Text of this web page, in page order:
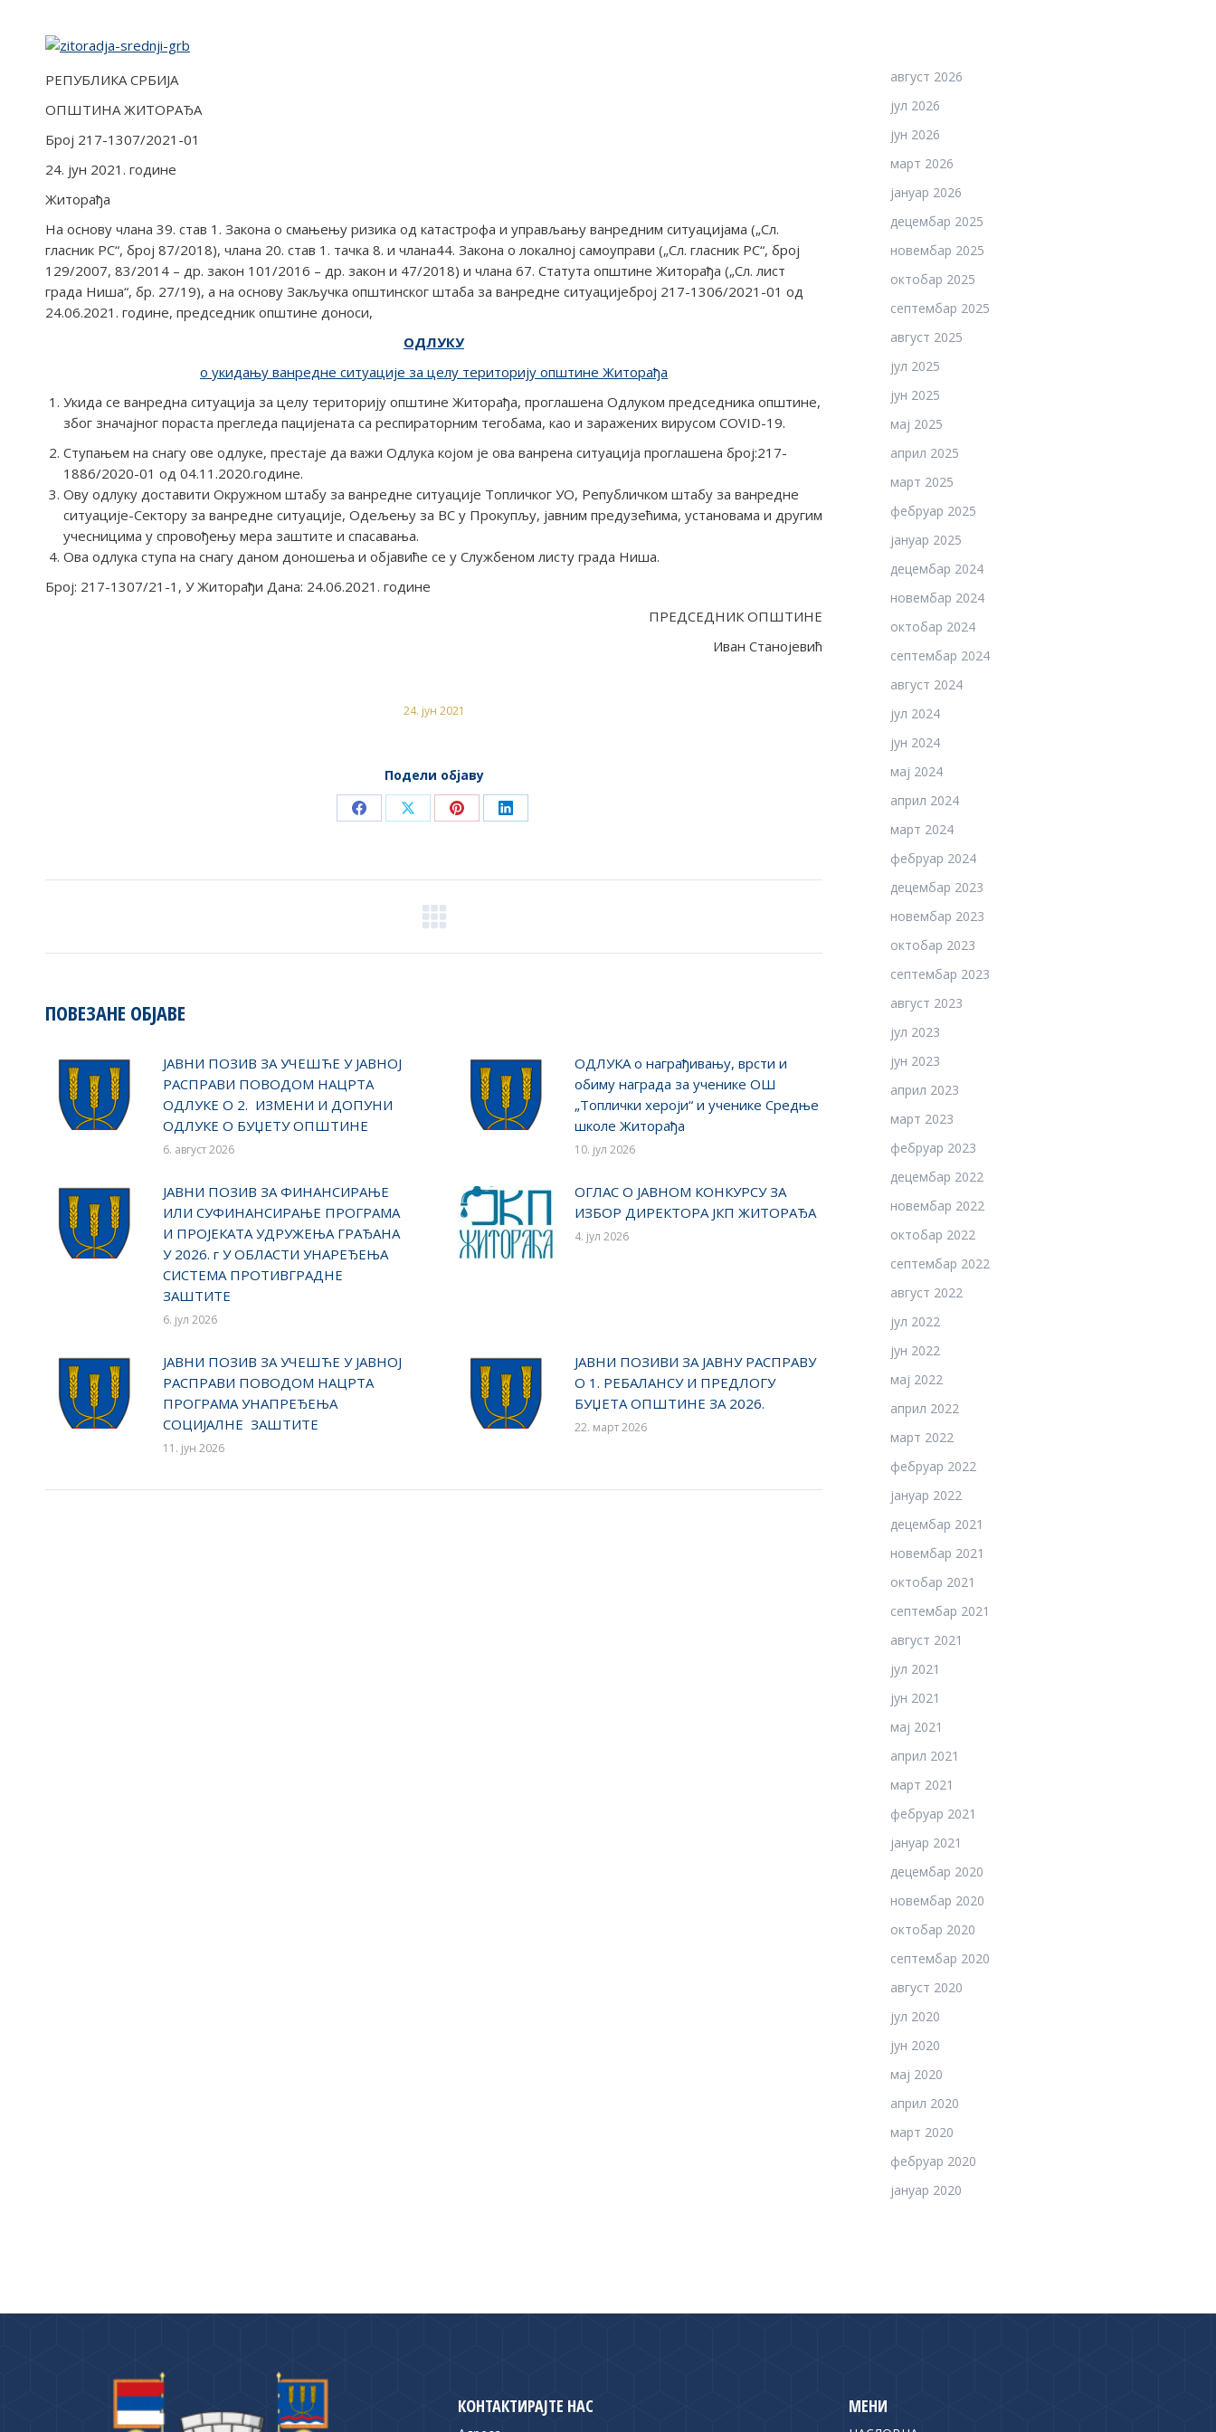
РЕПУБЛИКА СРБИЈА
ОПШТИНА ЖИТОРАЂА
Број 217-1307/2021-01
24. јун 2021. године
Житорађа
На основу члана 39. став 1. Закона о смањењу ризика од катастрофа и управљању ванредним ситуацијама („Сл.
гласник РС“, број 87/2018), члана 20. став 1. тачка 8. и члана44. Закона о локалној самоуправи („Сл. гласник РС“, број
129/2007, 83/2014 – др. закон 101/2016 – др. закон и 47/2018) и члана 67. Статута општине Житорађа („Сл. лист
града Ниша“, бр. 27/19), а на основу Закључка општинског штаба за ванредне ситуацијеброј 217-1306/2021-01 од
24.06.2021. године, председник општине доноси,
ОДЛУКУ
о укидању ванредне ситуације за целу територију општине Житорађа
Укида се ванредна ситуација за целу територију општине Житорађа, проглашена Одлуком председника општине,
због значајног пораста прегледа пацијената са респираторним тегобама, као и заражених вирусом COVID-19.
Ступањем на снагу ове одлуке, престаје да важи Одлука којом је ова ванрена ситуација проглашена број:217-
1886/2020-01 од 04.11.2020.године.
Ову одлуку доставити Окружном штабу за ванредне ситуације Топличког УО, Републичком штабу за ванредне
ситуације-Сектору за ванредне ситуације, Одељењу за ВС у Прокупљу, јавним предузећима, установама и другим
учесницима у спровођењу мера заштите и спасавања.
Ова одлука ступа на снагу даном доношења и објавиће се у Службеном листу града Ниша.
Број: 217-1307/21-1, У Житорађи Дана: 24.06.2021. године
ПРЕДСЕДНИК ОПШТИНЕ
Иван Станојевић
24. јун 2021
Подели објаву
Share
Facebook
Share
X
Share
Pinterest
Share
LinkedIn
ПОВЕЗАНЕ ОБЈАВЕ
ЈАВНИ ПОЗИВ ЗА УЧЕШЋЕ У ЈАВНОЈ
РАСПРАВИ ПОВОДОМ НАЦРТА
ОДЛУКЕ О 2. ИЗМЕНИ И ДОПУНИ
ОДЛУКЕ О БУЏЕТУ ОПШТИНЕ
6. август 2026
ОДЛУКA о награђивању, врсти и
обиму награда за ученике ОШ
„Топлички хероји“ и ученике Средње
школе Житорађа
10. јул 2026
ЈАВНИ ПОЗИВ ЗА ФИНАНСИРАЊЕ
ИЛИ СУФИНАНСИРАЊЕ ПРОГРАМА
И ПРОЈЕКАТА УДРУЖЕЊА ГРАЂАНА
У 2026. г У ОБЛАСТИ УНАРЕЂЕЊА
СИСТЕМА ПРОТИВГРАДНЕ
ЗАШТИТЕ
6. јул 2026
ОГЛАС О ЈАВНОМ КОНКУРСУ ЗА
ИЗБОР ДИРЕКТОРА ЈКП ЖИТОРАЂА
4. јул 2026
ЈАВНИ ПОЗИВ ЗА УЧЕШЋЕ У ЈАВНОЈ
РАСПРАВИ ПОВОДОМ НАЦРТА
ПРОГРАМА УНАПРЕЂЕЊА
СОЦИЈАЛНЕ ЗАШТИТЕ
11. јун 2026
ЈАВНИ ПОЗИВИ ЗА ЈАВНУ РАСПРАВУ
О 1. РЕБАЛАНСУ И ПРЕДЛОГУ
БУЏЕТА ОПШТИНЕ ЗА 2026.
22. март 2026
август 2026
јул 2026
јун 2026
март 2026
јануар 2026
децембар 2025
новембар 2025
октобар 2025
септембар 2025
август 2025
јул 2025
јун 2025
мај 2025
април 2025
март 2025
фебруар 2025
јануар 2025
децембар 2024
новембар 2024
октобар 2024
септембар 2024
август 2024
јул 2024
јун 2024
мај 2024
април 2024
март 2024
фебруар 2024
децембар 2023
новембар 2023
октобар 2023
септембар 2023
август 2023
јул 2023
јун 2023
април 2023
март 2023
фебруар 2023
децембар 2022
новембар 2022
октобар 2022
септембар 2022
август 2022
јул 2022
јун 2022
мај 2022
април 2022
март 2022
фебруар 2022
јануар 2022
децембар 2021
новембар 2021
октобар 2021
септембар 2021
август 2021
јул 2021
јун 2021
мај 2021
април 2021
март 2021
фебруар 2021
јануар 2021
децембар 2020
новембар 2020
октобар 2020
септембар 2020
август 2020
јул 2020
јун 2020
мај 2020
април 2020
март 2020
фебруар 2020
јануар 2020
КОНТАКТИРАЈТЕ НАС МЕНИ